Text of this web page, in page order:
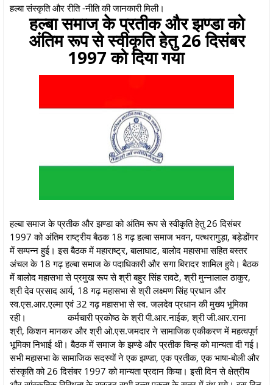
हल्बा संस्कृति और रीति -नीति की जानकारी मिली।
हल्बा समाज के प्रतीक और झण्डा को
अंतिम रूप से स्वीकृति हेतु 26 दिसंबर
1997 को दिया गया
हल्बा समाज के प्रतीक और झण्डा को अंतिम रूप से स्वीकृति हेतु 26 दिसंबर
1997 को अंतिम राष्ट्रीय बैठक 18 गढ़ हल्बा समाज भवन, पत्थरागुड़ा, बड़ेडोंगर
में सम्पन्न हुई। इस बैठक में महाराष्ट्र, बालाघाट, बालोद महासभा सहित बस्तर
अंचल के 18 गढ़ हल्बा समाज के पदाधिकारी और सगा बिरादर शामिल हुये। बैठक
में बालोद महासभा से प्रमुख रूप से श्री बहुर सिंह रावटे, श्री मुन्नालाल ठाकुर,
श्री देव प्रसाद आर्य, 18 गढ़ महासभा से श्री लक्ष्मण सिंह प्रधान और
स्व.एस.आर.एल्मा एवं 32 गढ़ महासभा से स्व. जलदेव प्रधान की मुख्य भूमिका
रही।
कर्मचारी प्रकोष्ठ के श्री पी.आर.नाईक, श्री जी.आर.राना
श्री, किशन मानकर और श्री ओ.एस.जमदार ने सामाजिक एकीकरण में महत्वपूर्ण
भूमिका निभाई थी। बैठक में समाज के झण्डे और प्रतीक चिन्ह को मान्यता दी गई।
सभी महासभा के सामाजिक सदस्यों ने एक झण्डा, एक प्रतीक, एक भाषा-बोली और
संस्कृति को 26 दिसंबर 1997 को मान्यता प्रदान किया। इसी दिन से क्षेत्रीय